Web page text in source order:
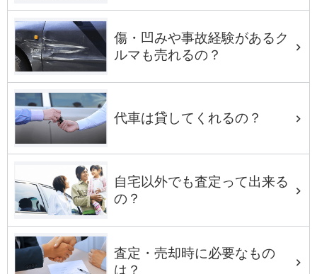
傷・凹みや事故経験があるク
ルマも売れるの？
代車は貸してくれるの？
自宅以外でも査定って出来る
の？
査定・売却時に必要なもの
は？